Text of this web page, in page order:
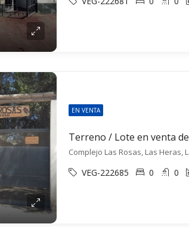
EN VENTA
Complejo Las Rosas, Las Heras,
VEG-222685 0 0